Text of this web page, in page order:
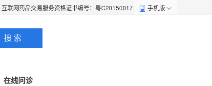
互联网药品交易服务资格证书编号：粤C20150017 手机版
搜 索
在线问诊